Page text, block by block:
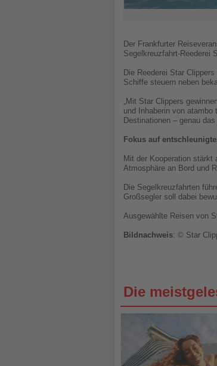
Der Frankfurter
Segelkreuzfahrt-Reederei
Die Reederei Star
Schiffe steuern neben
„Mit Star Clippers
und Inhaberin von atambo
Destinationen – genau
Fokus auf
Mit der Kooperation
Atmosphäre an Bord und
Die Segelkreuzfahrten
Großsegler soll dabei
Ausgewählte Reisen von
Bildnachweis: © Star
Die